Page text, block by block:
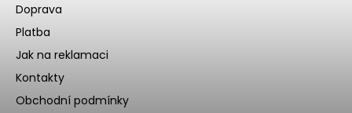
Doprava
Platba
Jak na reklamaci
Kontakty
Obchodní podmínky